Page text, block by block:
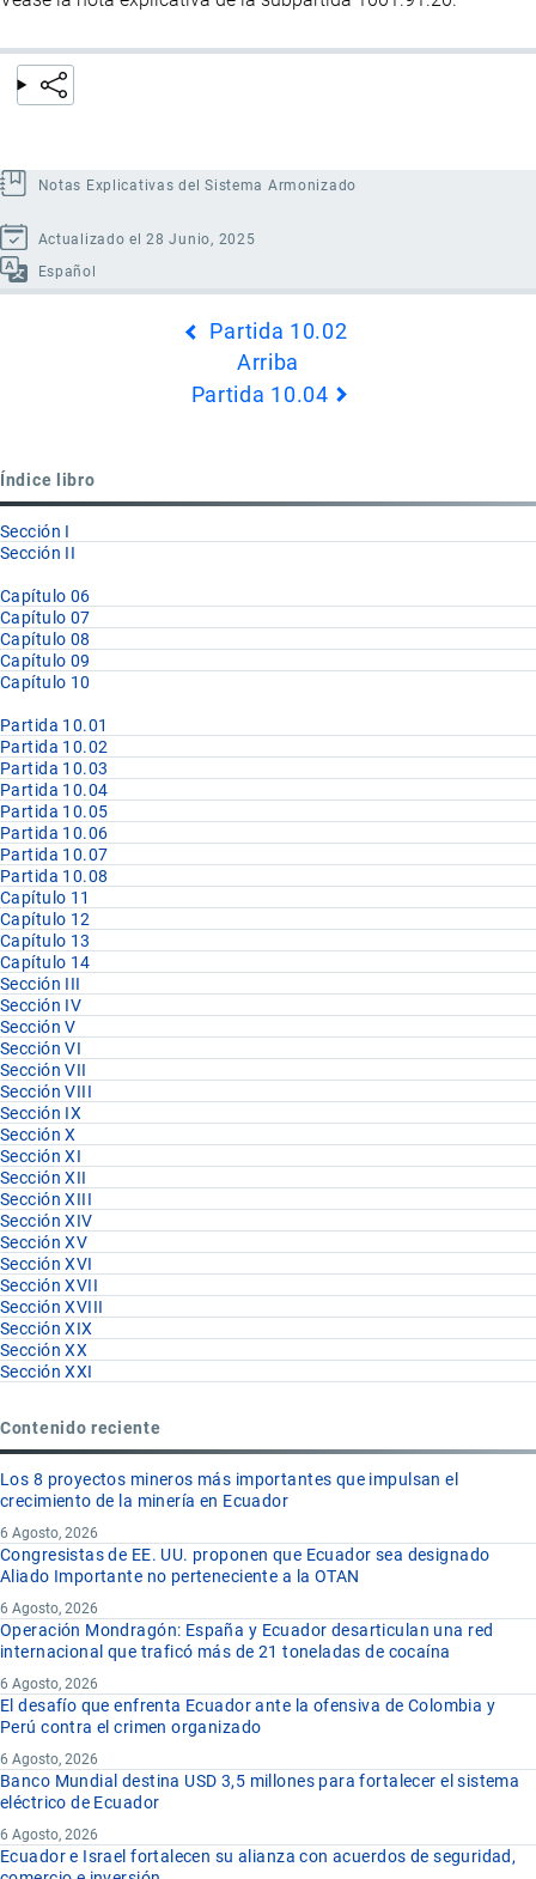
Notas Explicativas del Sistema Armonizado
Actualizado el 28 Junio, 2025
Español
10.03
Partida 10.02
Arriba
Partida 10.04
Índice libro
Sección I
Sección II
Capítulo 06
Capítulo 07
Capítulo 08
Capítulo 09
Capítulo 10
Partida 10.01
Partida 10.02
Partida 10.03
Partida 10.04
Partida 10.05
Partida 10.06
Partida 10.07
Partida 10.08
Capítulo 11
Capítulo 12
Capítulo 13
Capítulo 14
Sección III
Sección IV
Sección V
Sección VI
Sección VII
Sección VIII
Sección IX
Sección X
Sección XI
Sección XII
Sección XIII
Sección XIV
Sección XV
Sección XVI
Sección XVII
Sección XVIII
Sección XIX
Sección XX
Sección XXI
Contenido reciente
Los 8 proyectos mineros más importantes que impulsan el
crecimiento de la minería en Ecuador
6 Agosto, 2026
Congresistas de EE. UU. proponen que Ecuador sea designado
Aliado Importante no perteneciente a la OTAN
6 Agosto, 2026
Operación Mondragón: España y Ecuador desarticulan una red
internacional que traficó más de 21 toneladas de cocaína
6 Agosto, 2026
El desafío que enfrenta Ecuador ante la ofensiva de Colombia y
Perú contra el crimen organizado
6 Agosto, 2026
Banco Mundial destina USD 3,5 millones para fortalecer el sistema
eléctrico de Ecuador
6 Agosto, 2026
Ecuador e Israel fortalecen su alianza con acuerdos de seguridad,